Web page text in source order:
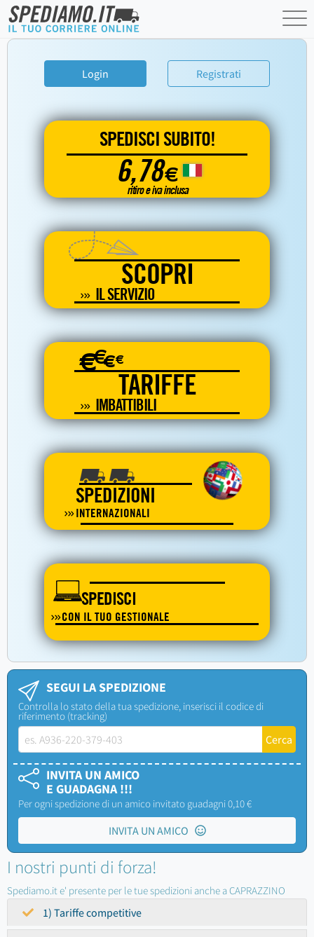
Login Registrati
SPEDISCI SUBITO!
6,78€
ritiro e iva inclusa
SCOPRI
IL SERVIZIO
€€€€
TARIFFE
IMBATTIBILI
SPEDIZIONI
INTERNAZIONALI
SPEDISCI
CON IL TUO GESTIONALE
SEGUI LA SPEDIZIONE
Controlla lo stato della tua spedizione, inserisci il codice di
riferimento (tracking)
INVITA UN AMICO
E GUADAGNA !!!
Per ogni spedizione di un amico invitato guadagni 0,10 €
INVITA UN AMICO
I nostri punti di forza!
Spediamo.it e' presente per le tue spedizioni anche a CAPRAZZINO
1) Tariffe competitive